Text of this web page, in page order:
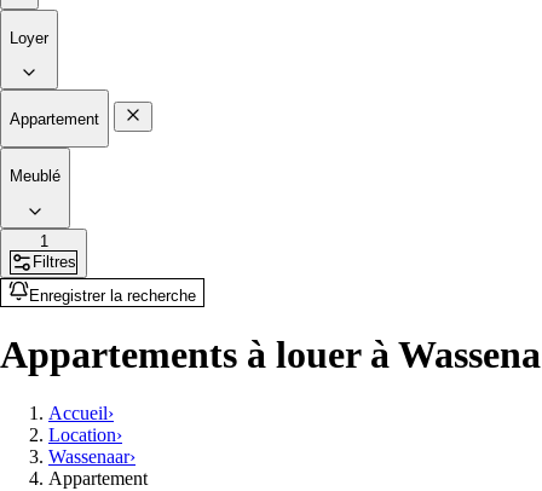
Loyer
Appartement
Meublé
1
Filtres
Enregistrer la recherche
Appartements à louer à
Accueil›
Location›
Wassenaar›
Appartement